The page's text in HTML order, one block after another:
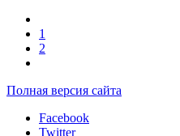
1
2
Полная версия сайта
Facebook
Twitter